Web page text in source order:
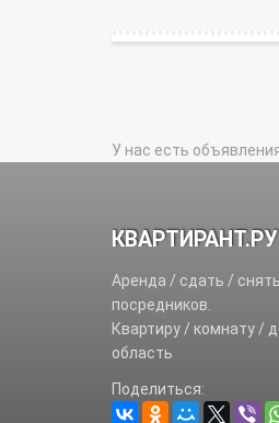
У нас есть
КВАРТИРАНТ.РУ
Аренда / сдать /
посредников.
Квартиру / комнату /
область
Поделиться: